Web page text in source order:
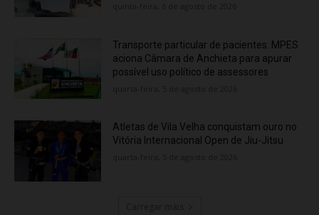
Transporte particular de pacientes: MPES
aciona Câmara de Anchieta para apurar
possível uso político de assessores
Atletas de Vila Velha conquistam ouro no
Vitória Internacional Open de Jiu-Jitsu